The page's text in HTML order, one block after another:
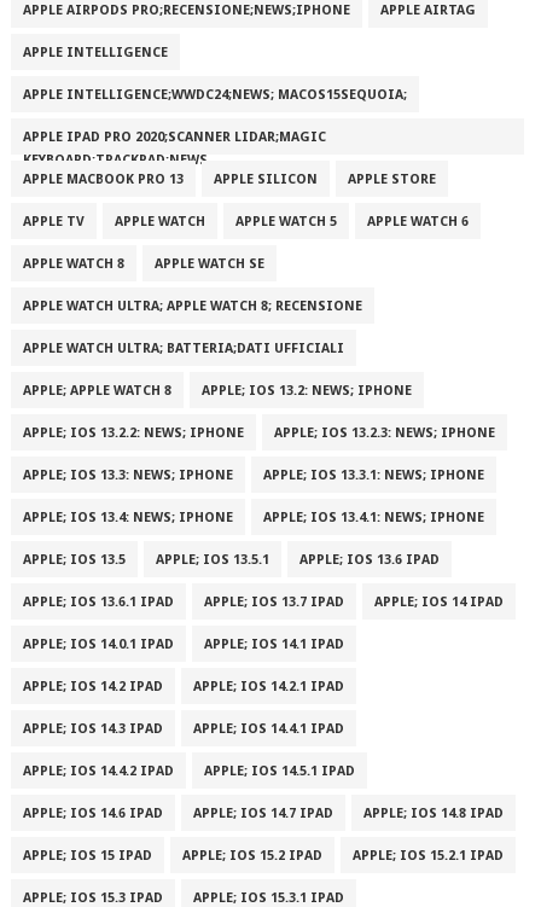
APPLE AIRPODS PRO;RECENSIONE;NEWS;IPHONE APPLE AIRTAG
APPLE INTELLIGENCE
APPLE INTELLIGENCE;WWDC24;NEWS; MACOS15SEQUOIA;
APPLE IPAD PRO 2020;SCANNER LIDAR;MAGIC
KEYBOARD;TRACKPAD;NEWS
APPLE MACBOOK PRO 13
APPLE SILICON APPLE STORE
APPLE TV APPLE WATCH APPLE WATCH 5 APPLE WATCH 6
APPLE WATCH 8 APPLE WATCH SE
APPLE WATCH ULTRA; APPLE WATCH 8; RECENSIONE
APPLE WATCH ULTRA; BATTERIA;DATI UFFICIALI
APPLE; APPLE WATCH 8 APPLE; IOS 13.2: NEWS; IPHONE
APPLE; IOS 13.2.2: NEWS; IPHONE APPLE; IOS 13.2.3: NEWS; IPHONE
APPLE; IOS 13.3: NEWS; IPHONE APPLE; IOS 13.3.1: NEWS; IPHONE
APPLE; IOS 13.4: NEWS; IPHONE APPLE; IOS 13.4.1: NEWS; IPHONE
APPLE; IOS 13.5 APPLE; IOS 13.5.1 APPLE; IOS 13.6 IPAD
APPLE; IOS 13.6.1 IPAD APPLE; IOS 13.7 IPAD APPLE; IOS 14 IPAD
APPLE; IOS 14.0.1 IPAD APPLE; IOS 14.1 IPAD
APPLE; IOS 14.2 IPAD APPLE; IOS 14.2.1 IPAD
APPLE; IOS 14.3 IPAD APPLE; IOS 14.4.1 IPAD
APPLE; IOS 14.4.2 IPAD APPLE; IOS 14.5.1 IPAD
APPLE; IOS 14.6 IPAD APPLE; IOS 14.7 IPAD APPLE; IOS 14.8 IPAD
APPLE; IOS 15 IPAD APPLE; IOS 15.2 IPAD APPLE; IOS 15.2.1 IPAD
APPLE; IOS 15.3 IPAD APPLE; IOS 15.3.1 IPAD